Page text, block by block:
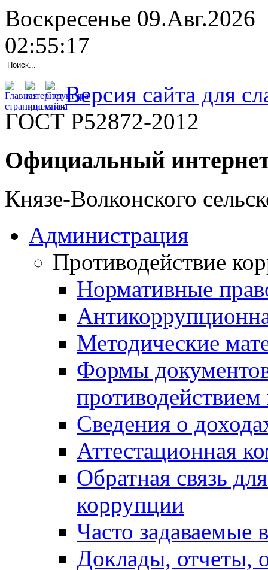
Воскресенье 09.Авг.2026
02:55:18
Версия сайта для
ГОСТ Р52872-2012
Официальный
Князе-Волконского
Администрация
Противодействие
Нормативные
Методические
Формы
Сведения о
Аттестационная
Обратная связь
коррупции
Часто задаваемые
Доклады, отчеты,